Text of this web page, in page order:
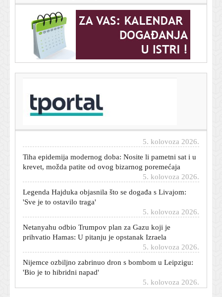
T-portal.hr
Dnevni horoskop za 6. kolovoza 2026. - što vam
Vakula prognozira: Izdržite još sutra, u petak moguće i
5. kolovoza 2026.
Tiha epidemija modernog doba: Nosite li pametni sat i u
krevet, možda patite od ovog bizarnog poremećaja
5. kolovoza 2026.
Legenda Hajduka objasnila što se događa s Livajom:
'Sve je to ostavilo traga'
Netanyahu odbio Trumpov plan za Gazu koji je
prihvatio Hamas: U pitanju je opstanak Izraela
5. kolovoza 2026.
Nijemce ozbiljno zabrinuo dron s bombom u Leipzigu:
'Bio je to hibridni napad'
'Neki su dobili previše, neki premalo': Što kažu branitelji